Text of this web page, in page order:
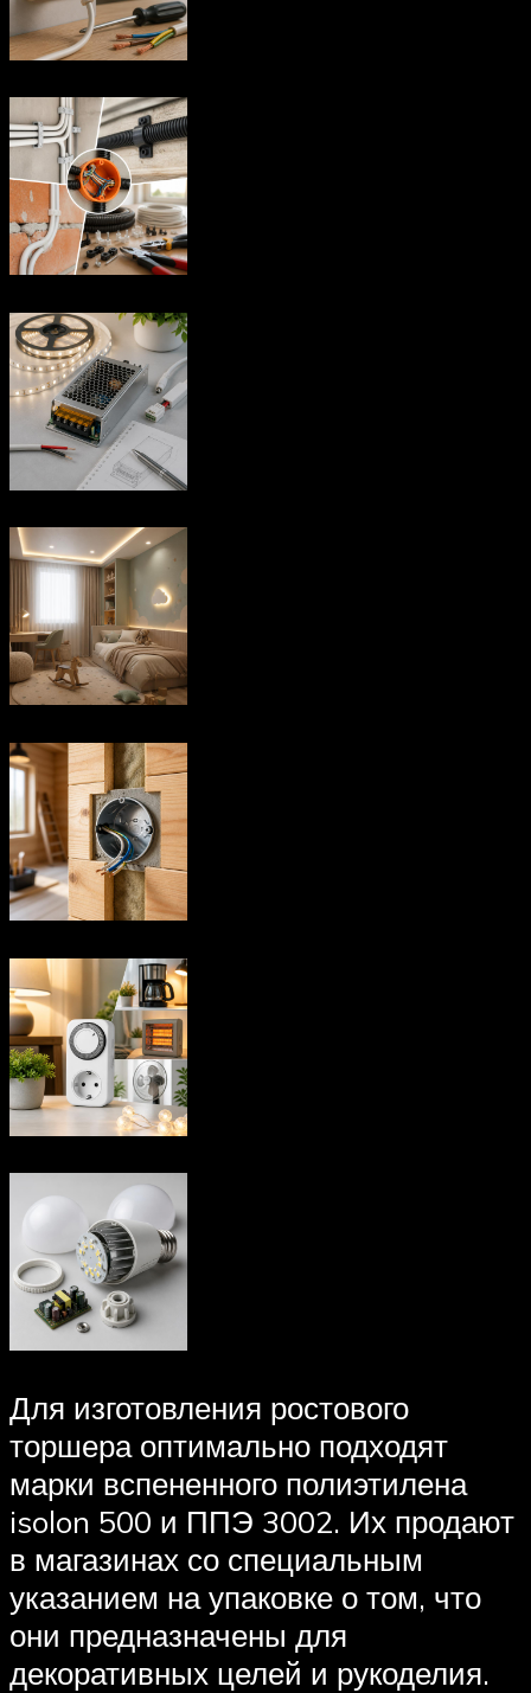
Для изготовления ростового
торшера оптимально подходят
марки вспененного полиэтилена
isolon 500 и ППЭ 3002. Их продают
в магазинах со специальным
указанием на упаковке о том, что
они предназначены для
декоративных целей и рукоделия.